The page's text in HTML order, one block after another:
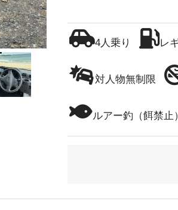
4人乗り レ
対人物無制限
ルアー釣（餌禁止）